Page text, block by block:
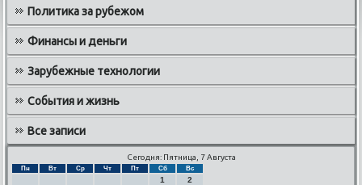
Политика за рубежом
Финансы и деньги
Зарубежные технологии
События и жизнь
Все записи
Сегодня: Пятница, 7 Августа
Пн Вт Ср Чт Пт Сб Вс
1
2